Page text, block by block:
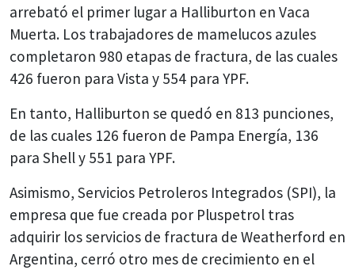
arrebató el primer lugar a Halliburton en Vaca
Muerta. Los trabajadores de mamelucos azules
completaron 980 etapas de fractura, de las cuales
426 fueron para Vista y 554 para YPF.
En tanto, Halliburton se quedó en 813 punciones,
de las cuales 126 fueron de Pampa Energía, 136
para Shell y 551 para YPF.
Asimismo, Servicios Petroleros Integrados (SPI), la
empresa que fue creada por Pluspetrol tras
adquirir los servicios de fractura de Weatherford en
Argentina, cerró otro mes de crecimiento en el